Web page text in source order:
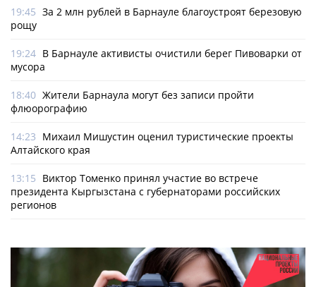
19:45 За 2 млн рублей в Барнауле благоустроят березовую
рощу
19:24 В Барнауле активисты очистили берег Пивоварки от
мусора
18:40 Жители Барнаула могут без записи пройти
флюорографию
14:23 Михаил Мишустин оценил туристические проекты
Алтайского края
13:15 Виктор Томенко принял участие во встрече
президента Кыргызстана с губернаторами российских
регионов